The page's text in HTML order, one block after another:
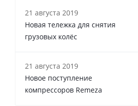
21 августа 2019
Новая тележка для снятия
грузовых колёс
21 августа 2019
Новое поступление
компрессоров Remeza